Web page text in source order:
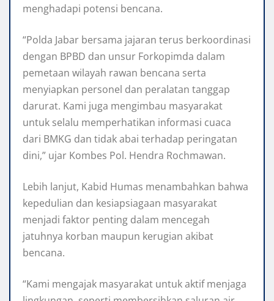
menghadapi potensi bencana.
“Polda Jabar bersama jajaran terus berkoordinasi
dengan BPBD dan unsur Forkopimda dalam
pemetaan wilayah rawan bencana serta
menyiapkan personel dan peralatan tanggap
darurat. Kami juga mengimbau masyarakat
untuk selalu memperhatikan informasi cuaca
dari BMKG dan tidak abai terhadap peringatan
dini,” ujar Kombes Pol. Hendra Rochmawan.
Lebih lanjut, Kabid Humas menambahkan bahwa
kepedulian dan kesiapsiagaan masyarakat
menjadi faktor penting dalam mencegah
jatuhnya korban maupun kerugian akibat
bencana.
“Kami mengajak masyarakat untuk aktif menjaga